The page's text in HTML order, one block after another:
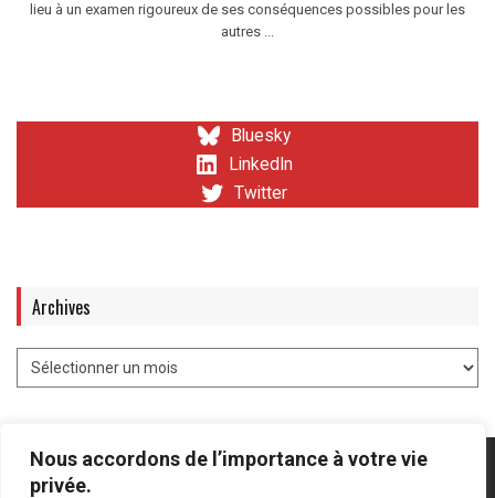
Nous accordons de l’importance à votre vie
privée.
lieu à un examen rigoureux de ses conséquences possibles pour les
autres ...
Bluesky
LinkedIn
Twitter
Archives